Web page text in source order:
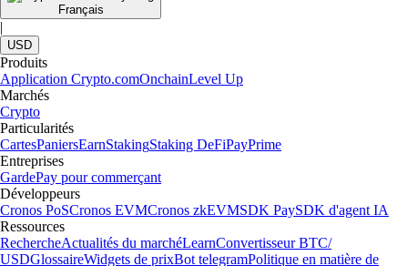
Français
|
USD
Produits
Application Crypto.comOnchainLevel Up
Marchés
Crypto
Particularités
CartesPaniersEarnStakingStaking DeFiPayPrime
Entreprises
GardePay pour commerçant
Développeurs
Cronos PoSCronos EVMCronos zkEVMSDK PaySDK d'agent IA
Ressources
RechercheActualités du marchéLearnConvertisseur BTC/
USDGlossaireWidgets de prixBot telegramPolitique en matière de